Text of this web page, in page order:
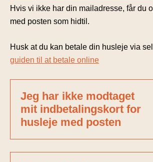
Hvis vi ikke har din mailadresse, får du
med posten som hidtil.
Husk at du kan betale din husleje via
guiden til at betale online
Jeg har ikke modtaget
mit indbetalingskort for
husleje med posten